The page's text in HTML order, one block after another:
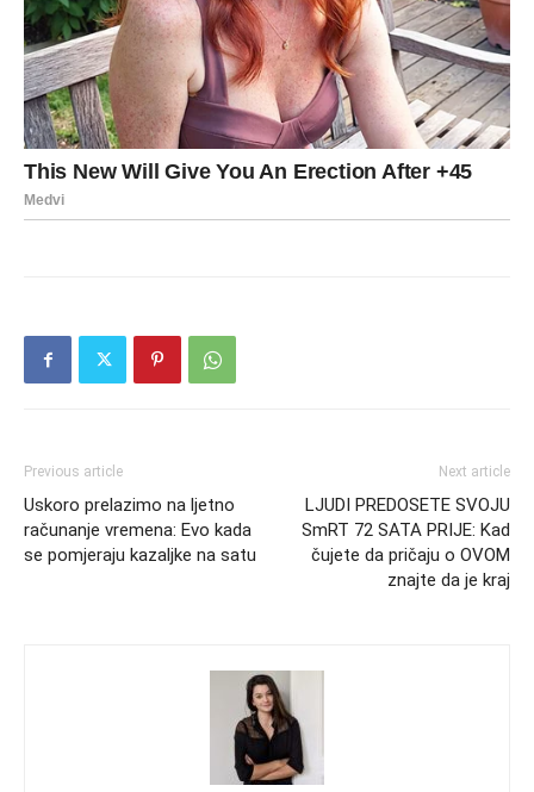
Previous article
Uskoro prelazimo na ljetno
računanje vremena: Evo kada
se pomjeraju kazaljke na satu
Next article
LJUDI PREDOSETE SVOJU
SmRT 72 SATA PRIJE: Kad
čujete da pričaju o OVOM
znajte da je kraj